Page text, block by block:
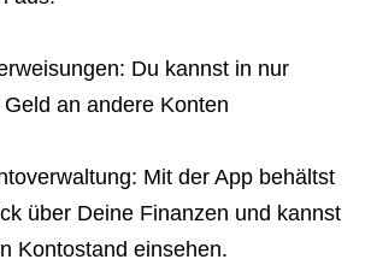
Du kannst in nur
an andere Konten
Mit der App behältst
über Deine Finanzen und kannst
Kontostand einsehen.